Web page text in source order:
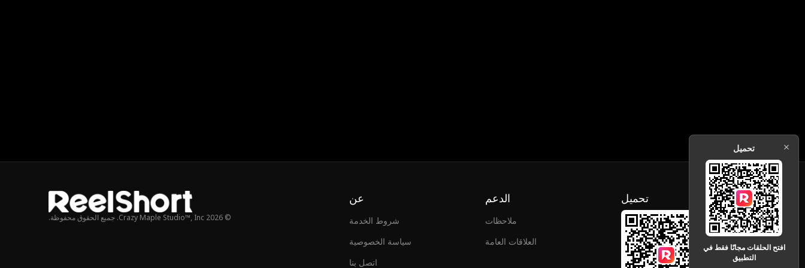
© 2026 Crazy Maple Studio™, Inc. جميع الحقوق محفوظة.
عن
شروط الخدمة
سياسة الخصوصية
اتصل بنا
الدعم
ملاحظات
العلاقات العامة
تحميل
تحميل
افتح الحلقات مجانًا فقط في
التطبيق